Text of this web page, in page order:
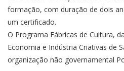
formação, com duração de dois
um certificado.
O Programa Fábricas de Cultura,
Economia e Indústria Criativas de
organização não governamental